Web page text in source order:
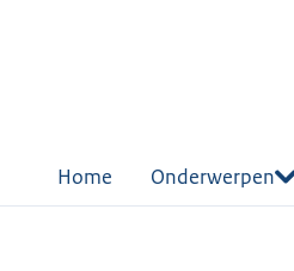
Home Onderwerpen